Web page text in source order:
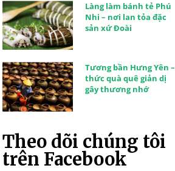
Làng làm bánh tẻ Phú
Nhi – nơi lan tỏa đặc
sản xứ Đoài
Tương bần Hưng Yên –
thức quà quê giản dị
gây thương nhớ
Theo dõi chúng tôi
trên Facebook